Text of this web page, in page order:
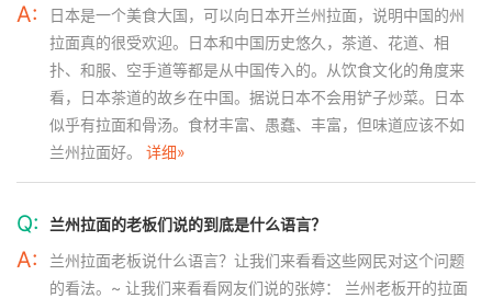
A:
日本是一个美食大国，可以向日本开兰州拉面，说明中国的州
拉面真的很受欢迎。日本和中国历史悠久，茶道、花道、相
扑、和服、空手道等都是从中国传入的。从饮食文化的角度来
看，日本茶道的故乡在中国。据说日本不会用铲子炒菜。日本
似乎有拉面和骨汤。食材丰富、愚蠢、丰富，但味道应该不如
兰州拉面好。 详细»
Q: 兰州拉面的老板们说的到底是什么语言？
A:
兰州拉面老板说什么语言？让我们来看看这些网民对这个问题
的看法。~ 让我们来看看网友们说的张婷： 兰州老板开的拉面